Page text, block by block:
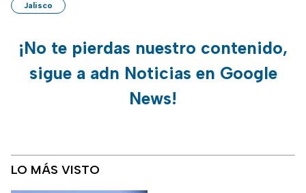
Jalisco
¡No te pierdas nuestro contenido,
sigue a adn Noticias en Google
News!
LO MÁS VISTO